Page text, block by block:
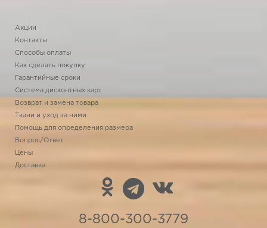
Акции
Контакты
Способы оплаты
Как сделать покупку
Гарантийные сроки
Система дисконтных карт
Возврат и замена товара
Ткани и уход за ними
Помощь для определения размера
Вопрос/Ответ
Цены
Доставка
8-800-300-3779